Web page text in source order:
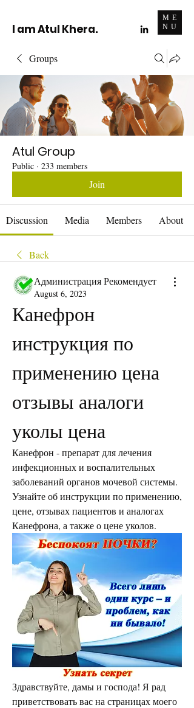
I am Atul Khera.
ME
NU
Groups
Atul Group
Public · 233 members
Join
Discussion Media Members About
Back
Администрация Рекомендует
August 6, 2023
Канефрон
инструкция по
применению цена
отзывы аналоги
уколы цена
Канефрон - препарат для лечения
инфекционных и воспалительных
заболеваний органов мочевой системы.
Узнайте об инструкции по применению,
цене, отзывах пациентов и аналогах
Канефрона, а также о цене уколов.
Здравствуйте, дамы и господа! Я рад
приветствовать вас на страницах моего